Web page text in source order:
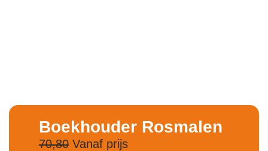
Boekhouder Rosmalen
70,80Vanaf prijs